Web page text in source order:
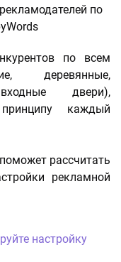
по всем
деревянные,
двери),
каждый
рассчитать
рекламной
настройку